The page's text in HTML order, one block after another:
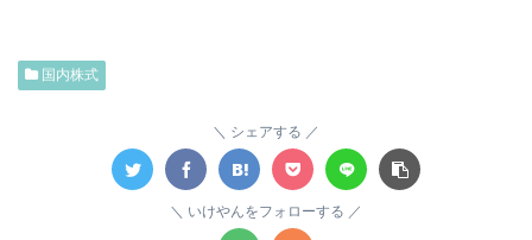
国内株式
シェアする
いけやんをフォローする